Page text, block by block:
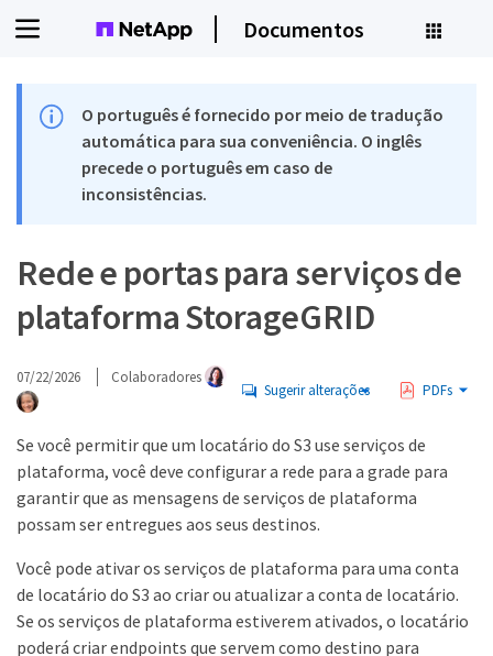
Documentos
O português é fornecido por meio de tradução
automática para sua conveniência. O inglês
precede o português em caso de
inconsistências.
Rede e portas para serviços de
plataforma StorageGRID
07/22/2026 Colaboradores
Sugerir alterações PDFs
Se você permitir que um locatário do S3 use serviços de
plataforma, você deve configurar a rede para a grade para
garantir que as mensagens de serviços de plataforma
possam ser entregues aos seus destinos.
Você pode ativar os serviços de plataforma para uma conta
de locatário do S3 ao criar ou atualizar a conta de locatário.
Se os serviços de plataforma estiverem ativados, o locatário
poderá criar endpoints que servem como destino para